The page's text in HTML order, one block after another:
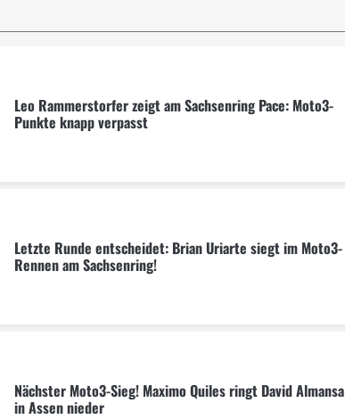
Leo Rammerstorfer zeigt am Sachsenring Pace: Moto3-
Punkte knapp verpasst
Letzte Runde entscheidet: Brian Uriarte siegt im Moto3-
Rennen am Sachsenring!
Nächster Moto3-Sieg! Maximo Quiles ringt David Almansa
in Assen nieder